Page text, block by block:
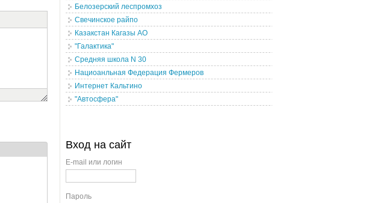
Белозерский леспромхоз
Свечинское райпо
Казакстан Кагазы АО
"Галактика"
Средняя школа N 30
Нациоанльная Федерация Фермеров
Интернет Кальтино
"Автосфера"
Вход на сайт
E-mail или логин
Пароль